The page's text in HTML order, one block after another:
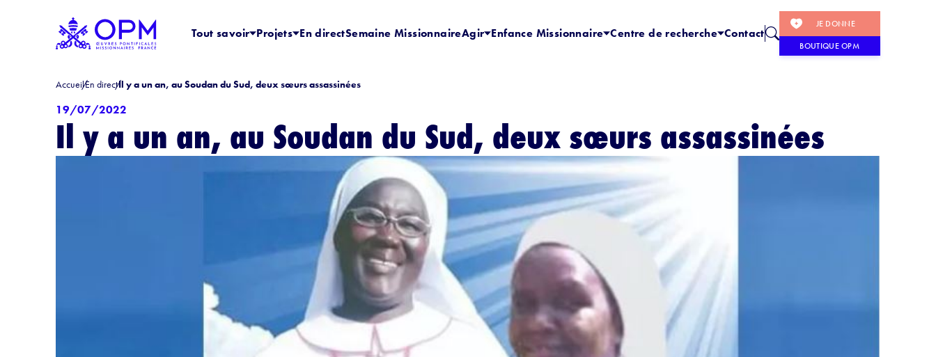
Tout savoir Projets En directSemaine MissionnaireAgir Enfance Missionnaire Centre de recherche Contact
JE DONNE
BOUTIQUE OPM
AccueilEn directIl y a un an, au Soudan du Sud, deux sœurs assassinées
19/07/2022
Il y a un an, au Soudan du Sud, deux sœurs assassinées